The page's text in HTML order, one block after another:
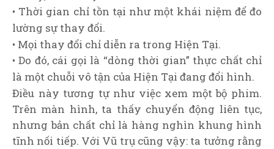
• Thời gian chỉ tồn tại như một khái niệm để đo
lường sự thay đổi.
• Mọi thay đổi chỉ diễn ra trong Hiện Tại.
• Do đó, cái gọi là “dòng thời gian” thực chất chỉ
là một chuỗi vô tận của Hiện Tại đang đổi hình.
Điều này tương tự như việc xem một bộ phim.
Trên màn hình, ta thấy chuyển động liên tục,
nhưng bản chất chỉ là hàng nghìn khung hình
tĩnh nối tiếp. Với Vũ trụ cũng vậy: ta tưởng rằng